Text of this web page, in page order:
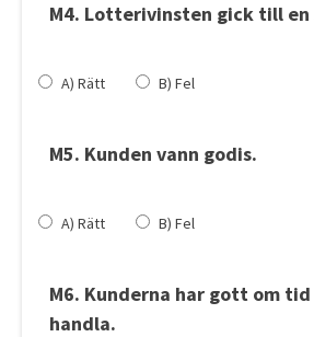
M4. Lotterivinsten gick till
A) Rätt B) Fel
M5. Kunden vann godis.
A) Rätt B) Fel
M6. Kunderna har gott om
handla.